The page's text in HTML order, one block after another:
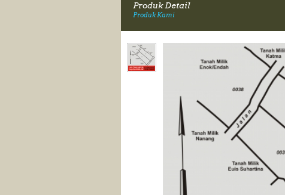
Produk Detail
Produk Kami